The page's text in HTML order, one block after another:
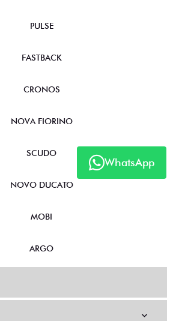
WhatsApp
PULSE
FASTBACK
CRONOS
NOVA FIORINO
SCUDO
NOVO DUCATO
MOBI
ARGO